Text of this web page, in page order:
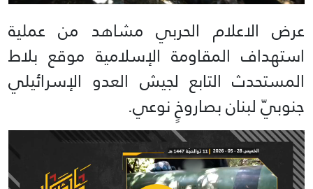
عرض الاعلام الحربي مشاهد من عملية
استهداف المقاومة الإسلامية موقع بلاط
المستحدث التابع لجيش العدو الإسرائيلي
جنوبيّ لبنان بصاروخٍ نوعي.